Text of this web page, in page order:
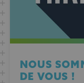
NOUS
DE VOUS !